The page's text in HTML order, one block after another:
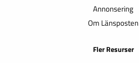
Annonsering
Om Länsposten
Fler Resurser